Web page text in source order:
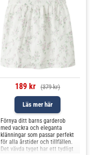
189 kr (379 kr)
Läs mer här
Förnya ditt barns garderob
med vackra och eleganta
klänningar som passar perfekt
för alla årstider och tillfällen.
Det vävda tyget har ett tydligt